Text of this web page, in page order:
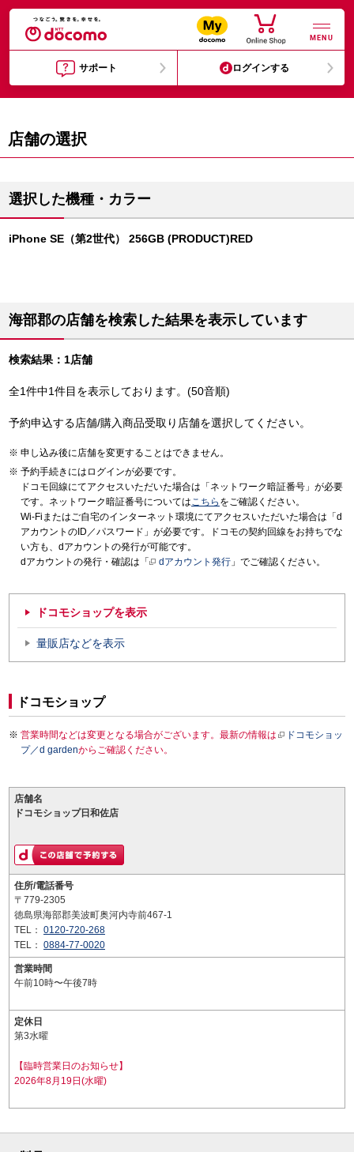
MENU
サポート ログインする
店舗の選択
選択した機種・カラー
iPhone SE（第2世代） 256GB (PRODUCT)RED
海部郡の店舗を検索した結果を表示しています
検索結果：1店舗
全1件中1件目を表示しております。(50音順)
予約申込する店舗/購入商品受取り店舗を選択してください。
申し込み後に店舗を変更することはできません。
予約手続きにはログインが必要です。
ドコモ回線にてアクセスいただいた場合は「ネットワーク暗証番号」が必要
です。ネットワーク暗証番号についてはこちら をご確認ください。
Wi-Fiまたはご自宅のインターネット環境にてアクセスいただいた場合は「d
アカウントのID／パスワード」が必要です。ドコモの契約回線をお持ちでな
い方も、dアカウントの発行が可能です。
dアカウントの発行・確認は「
dアカウント発行 」でご確認ください。
ドコモショップを表示
量販店などを表示
ドコモショップ
営業時間などは変更となる場合がございます。最新の情報は
ドコモショッ
プ／d gardenからご確認ください。
店舗名
ドコモショップ日和佐店
住所/電話番号
〒779-2305
徳島県海部郡美波町奥河内寺前467-1
TEL： 0120-720-268
TEL： 0884-77-0020
営業時間
午前10時〜午後7時
定休日
第3水曜
【臨時営業日のお知らせ】
2026年8月19日(水曜)